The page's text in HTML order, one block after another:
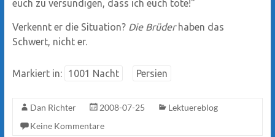
euch zu versündigen, dass ich euch töte!"
Verkennt er die Situation? Die Brüderhaben das
Schwert, nicht er.
Markiert in: 1001 Nacht Persien
Dan Richter 2008-07-25
Lektuereblog
Keine Kommentare